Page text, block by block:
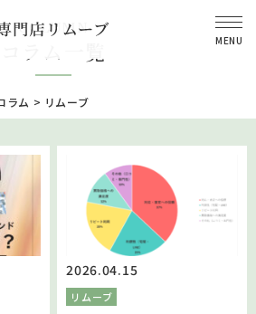
MENU
COLUMN
ラム > リムーブ
2026.04.15
リムーブ